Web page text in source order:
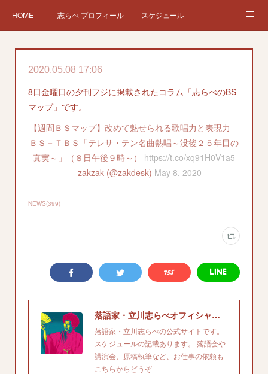
HOME 志らべ プロフィール スケジュール
チケット予約 Instagram
2020.05.08 17:06
8日金曜日の夕刊フジに掲載されたコラム「志らべのBS
マップ」です。
【週間ＢＳマップ】改めて魅せられる歌唱力と表現力
ＢＳ－ＴＢＳ「テレサ・テン名曲熱唱～没後２５年目の
真実～」（８日午後９時～） https://t.co/xq91H0V1a5
— zakzak (@zakdesk) May 8, 2020
NEWS(399)
落語家・立川志らべオフィシャルサイト
落語家・立川志らべの公式サイトです。
スケジュールの記載あります。 落語会や
講演会、原稿執筆など、お仕事の依頼も
こちらからどうぞ